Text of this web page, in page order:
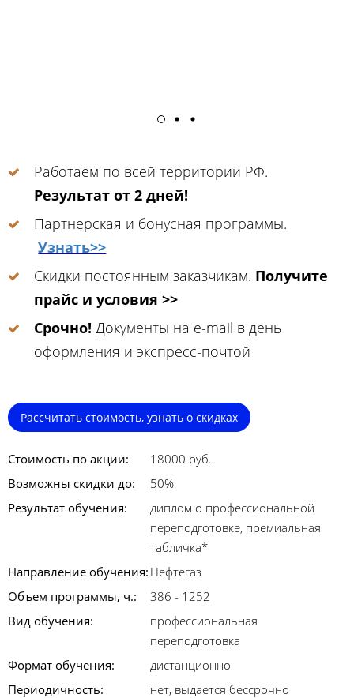
Работаем по всей территории РФ.
Результат от 2 дней!
Партнерская и бонусная программы.
Узнать>>
Скидки постоянным заказчикам. Получите
прайс и условия >>
Срочно! Документы на e-mail в день
оформления и экспресс-почтой
Рассчитать стоимость, узнать о скидках
Стоимость по акции:
18000 руб.
Возможны скидки до:
50%
Результат обучения:
диплом о профессиональной
переподготовке, премиальная
табличка*
Направление обучения: Нефтегаз
Объем программы, ч.:
386 - 1252
Вид обучения:
профессиональная
переподготовка
Формат обучения:
дистанционно
Периодичность:
нет, выдается бессрочно